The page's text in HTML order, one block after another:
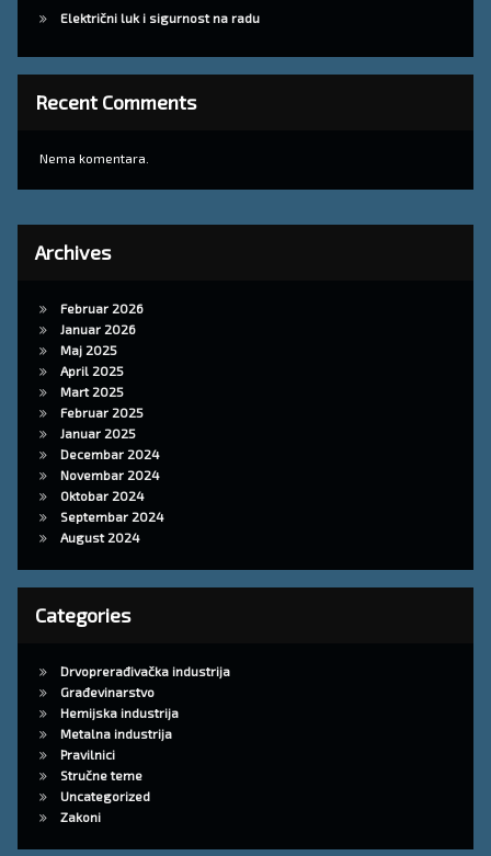
Električni luk i sigurnost na radu
Recent Comments
Nema komentara.
Archives
Februar 2026
Januar 2026
Maj 2025
April 2025
Mart 2025
Februar 2025
Januar 2025
Decembar 2024
Novembar 2024
Oktobar 2024
Septembar 2024
August 2024
Categories
Drvoprerađivačka industrija
Građevinarstvo
Hemijska industrija
Metalna industrija
Pravilnici
Stručne teme
Uncategorized
Zakoni